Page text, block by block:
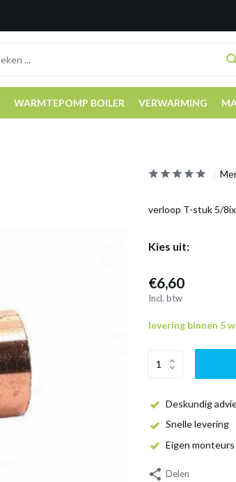
WARMTEPOMP BOILER VERWARMING
verloop T-stuk 5/
Kies uit:
€6,60
Incl. btw
levering binnen 5
Deskundig
Snelle levering
Eigen monteurs
Delen